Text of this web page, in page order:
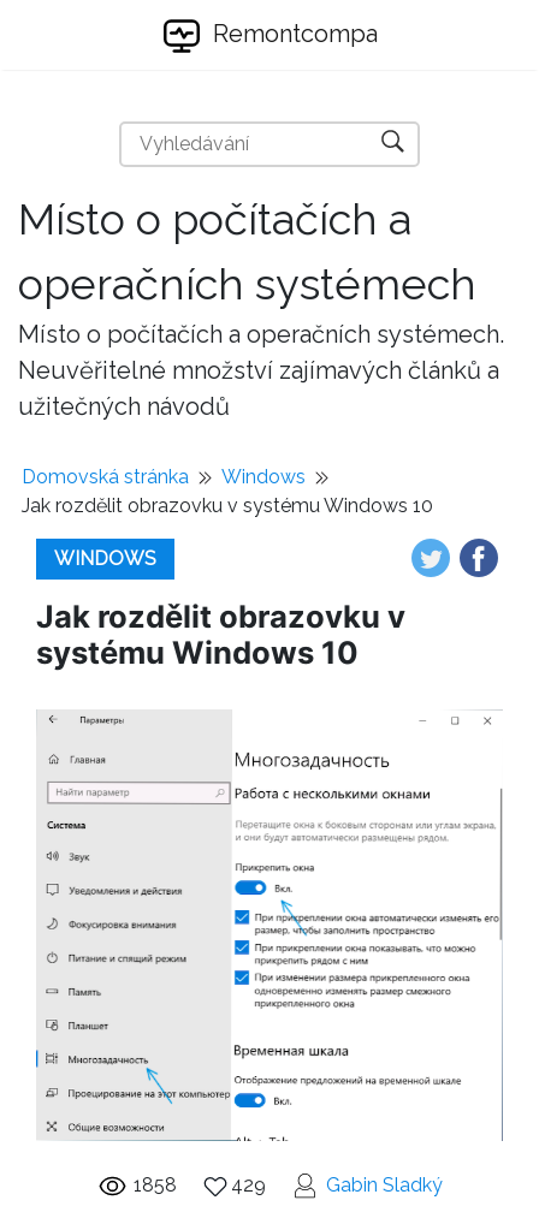
Remontcompa
Místo o počítačích a
operačních systémech
Místo o počítačích a operačních systémech.
Neuvěřitelné množství zajímavých článků a
užitečných návodů
Domovská stránka
Windows
Jak rozdělit obrazovku v systému Windows 10
WINDOWS
Jak rozdělit obrazovku v
systému Windows 10
1858 429 Gabin Sladký